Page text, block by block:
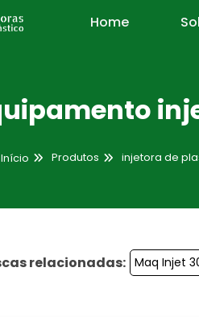
Home
Início Produtos injetora de
relacionadas: Maq Injet